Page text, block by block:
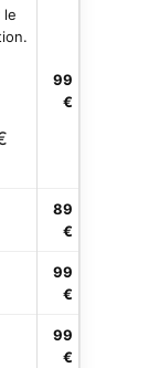
le
99
€
89
€
99
€
99
€